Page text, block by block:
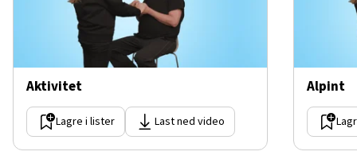
Aktivitet
Lagre i lister Last ned video
Alpint